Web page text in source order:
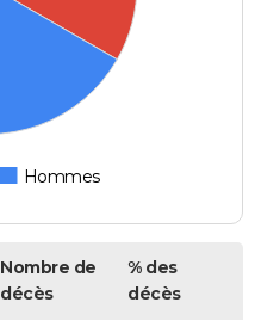
Hommes
Nombre de
décès
% des
décès